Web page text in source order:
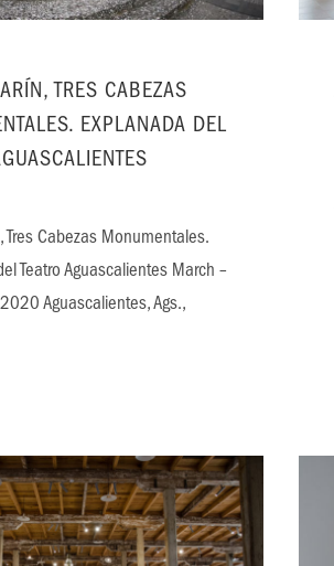
TRES CABEZAS
EXPLANADA DEL
Tres Cabezas Monumentales.
Teatro Aguascalientes March –
Aguascalientes, Ags.,